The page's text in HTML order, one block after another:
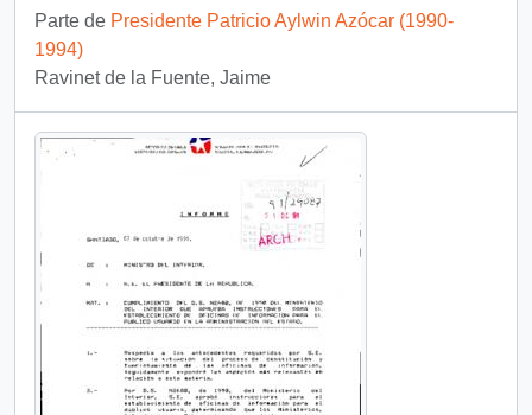
Parte de Presidente Patricio Aylwin Azócar (1990-
1994)
Ravinet de la Fuente, Jaime